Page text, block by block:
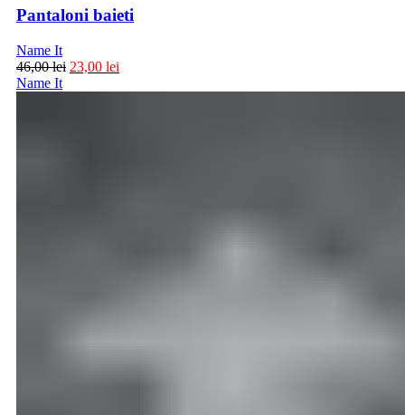
Pantaloni baieti
Name It
46,00lei 23,00 lei
Name It